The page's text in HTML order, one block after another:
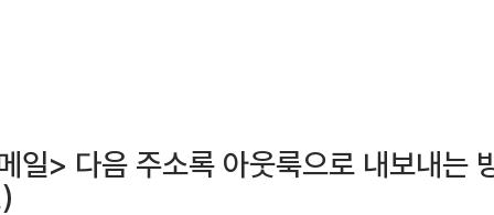
일> 다음 주소록 아웃룩으로 내보내는